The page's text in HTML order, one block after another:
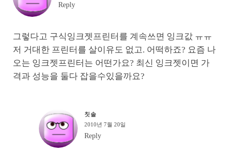
Reply
그렇다고 구식잉크젯프린터를 계속쓰면 잉크값 ㅠㅠ
저 거대한 프린터를 살이유도 없고. 어떡하죠? 요즘 나
오는 잉크젯프린터는 어떤가요? 최신 잉크젯이면 가
격과 성능을 둘다 잡을수있을까요?
칫솔
2010년 7월 20일
Reply